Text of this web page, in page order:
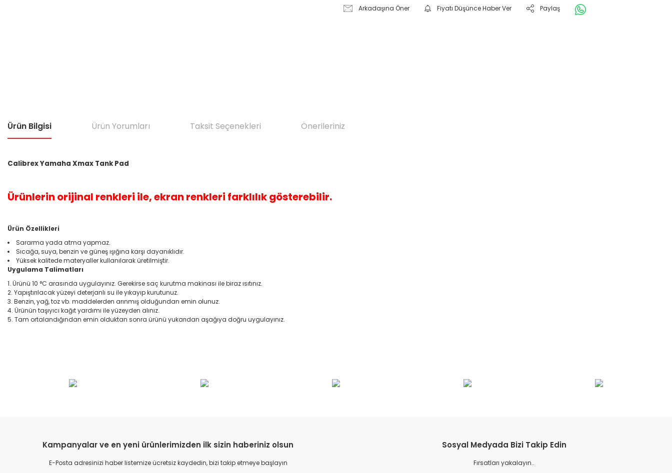
Arkadaşına Öner Fiyatı Düşünce Haber Ver Paylaş
Ürün Bilgisi Ürün Yorumları Taksit Seçenekleri Önerileriniz
Calibrex Yamaha Xmax Tank Pad
Ürünlerin orijinal renkleri ile, ekran renkleri farklılık gösterebilir.
Ürün Özellikleri
Sararma yada atma yapmaz.
Sıcağa, suya, benzin ve güneş ışığına karşı dayanıklıdır.
Yüksek kalitede materyaller kullanılarak üretilmiştir.
Uygulama Talimatları
Ürünü 10 °C arasında uygulayınız. Gerekirse saç kurutma makinası ile biraz ısıtınız.
Yapıştırılacak yüzeyi deterjanlı su ile yıkayıp kurutunuz.
Benzin, yağ, toz vb. maddelerden arınmış olduğundan emin olunuz.
Ürünün taşıyıcı kağıt yardımı ile yüzeyden alınız.
Tam ortalandığından emin olduktan sonra ürünü yukarıdan aşağıya doğru uygulayınız.
Bu ürüne ilk yorumu siz yapın!
Görüş ve önerileriniz için teşekkür ederiz.
Ürün fiyatı diğer sitelerden daha pahalı.
Bu ürüne benzer farklı alternatifler olmalı.
Kampanyalar ve en yeni ürünlerimizden ilk sizin haberiniz olsun
E-Posta adresinizi haber listemize ücretsiz kaydedin, bizi takip etmeye başlayın
Sosyal Medyada Bizi Takip Edin
Fırsatları yakalayın..